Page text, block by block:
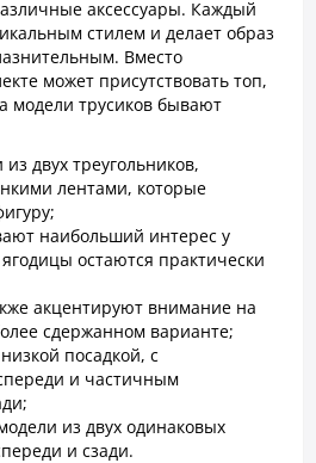
аксессуары. Каждый
стилем и делает образ
Вместо
может присутствовать топ,
модели трусиков бывают
двух треугольников,
лентами, которые
наибольший интерес у
остаются практически
акцентируют внимание на
сдержанном варианте;
посадкой, с
и частичным
из двух одинаковых
и сзади.